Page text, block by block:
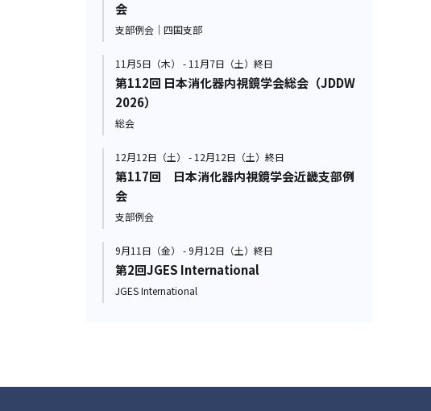
会
支部例会｜四国支部
11月5日（木） - 11月7日（土）終日
第112回 日本消化器内視鏡学会総会（JDDW
2026）
総会
12月12日（土） - 12月12日（土）終日
第117回 日本消化器内視鏡学会近畿支部例
会
支部例会
9月11日（金） - 9月12日（土）終日
第2回JGES International
JGES International